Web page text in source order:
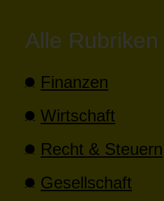
Alle Rubriken
Finanzen
Wirtschaft
Recht & Steuern
Gesellschaft